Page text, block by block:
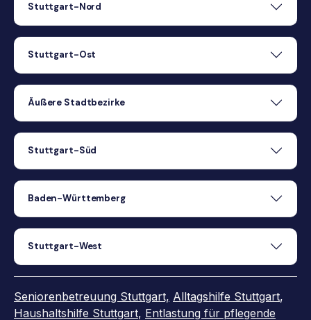
Stuttgart-Nord
Stuttgart-Ost
Äußere Stadtbezirke
Stuttgart-Süd
Baden-Württemberg
Stuttgart-West
Seniorenbetreuung Stuttgart, Alltagshilfe Stuttgart,
Haushaltshilfe Stuttgart, Entlastung für pflegende